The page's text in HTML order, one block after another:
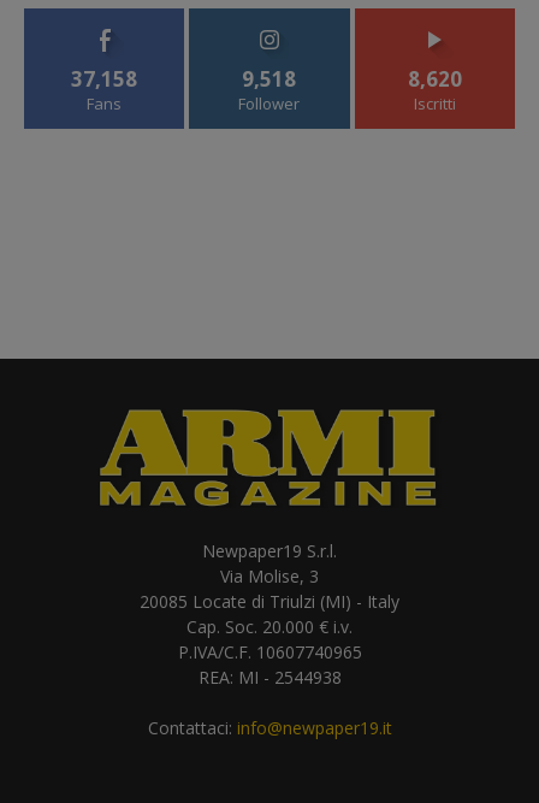
37,158
Fans
9,518
Follower
8,620
Iscritti
Newpaper19 S.r.l.
Via Molise, 3
20085 Locate di Triulzi (MI) - Italy
Cap. Soc. 20.000 € i.v.
P.IVA/C.F. 10607740965
REA: MI - 2544938
Contattaci: info@newpaper19.it